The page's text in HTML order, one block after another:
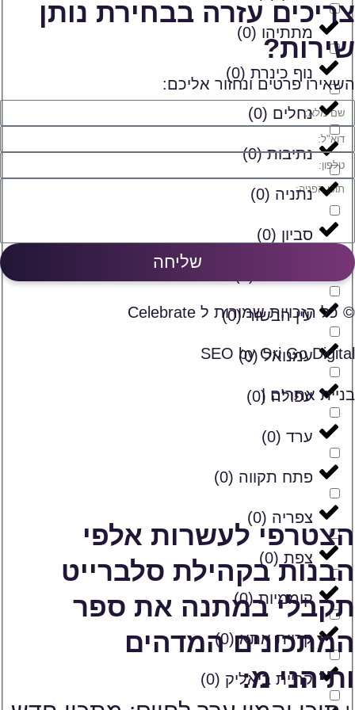
מתתיהו (
0
)
נוף כינרת (
0
)
נחלים (
0
)
נתיבות(
0
)
נתניה (
0
)
סביון (
0
)
עין הבשור(
0
)
עמנואל(
0
)
עפולה (
0
)
ערד (
0
)
פתח תקווה (
0
)
צפריה (
0
)
צפת (
0
)
קוממיות(
0
)
קריית אתא(
0
)
קריית ביאליק (
0
)
צריכים עזרה בבחירת נותן
שירות?
השאירו פרטים ונחזור אליכם:
שליחה
© כל הזכויות שמורות ל Celebrate
SEO by Ori Go Digital
בניית אתרים |
הצטרפי לעשרות אלפי
הבנות בקהילת סלברייט
תקבלי במתנה את ספר
המתכונים המדהים
ותיהני מ: